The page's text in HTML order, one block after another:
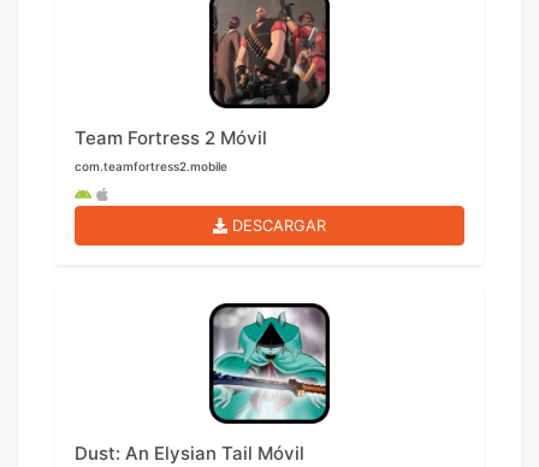
Team Fortress 2 Móvil
com.teamfortress2.mobile
DESCARGAR
Dust: An Elysian Tail Móvil